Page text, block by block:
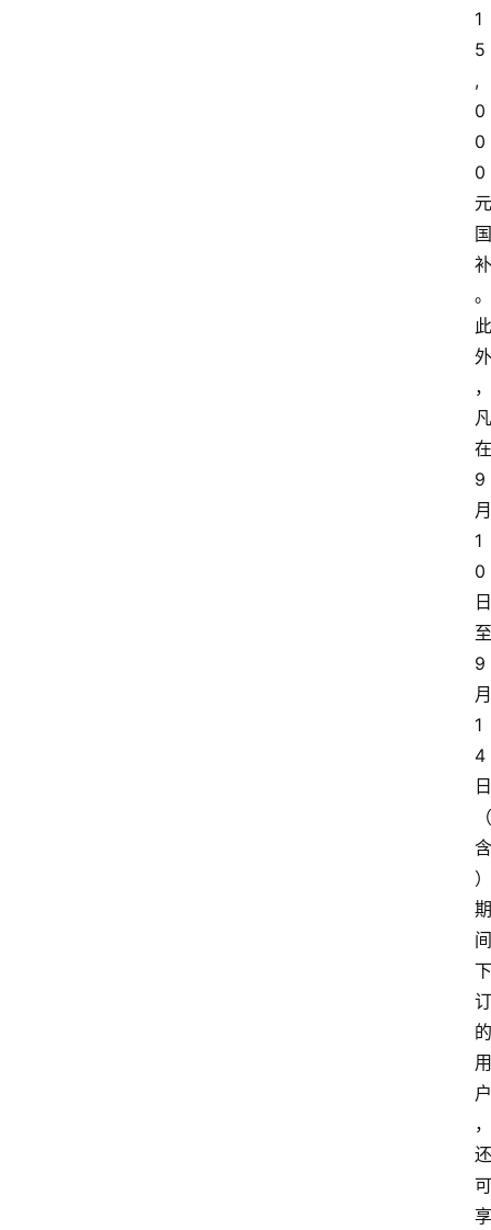
1
5
,
0
0
0
元
国
补
。
此
外
，
凡
在
9
月
1
0
日
至
9
月
1
4
日
（
含
）
期
间
下
订
的
用
户
，
还
可
享